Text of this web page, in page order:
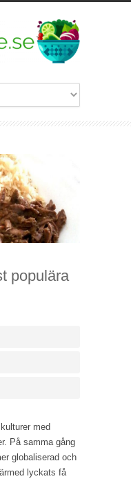
populära
med
På samma gång
globaliserad och
lyckats få